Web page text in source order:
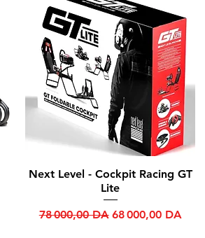
Aperçu rapide
Next Level - Cockpit Racing GT
Lite
Prix original
78 000,00 DA Prix promotionnel
68 000,00 DA